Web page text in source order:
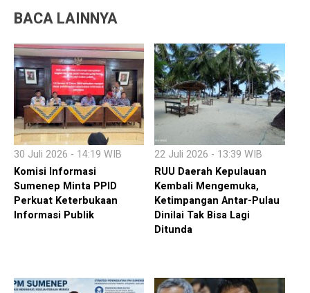
BACA LAINNYA
30 Juli 2026 - 14:19 WIB
Komisi Informasi
Sumenep Minta PPID
Perkuat Keterbukaan
Informasi Publik
22 Juli 2026 - 13:39 WIB
RUU Daerah Kepulauan
Kembali Mengemuka,
Ketimpangan Antar-Pulau
Dinilai Tak Bisa Lagi
Ditunda